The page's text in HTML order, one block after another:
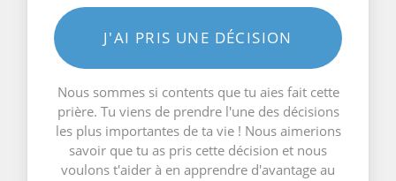
J'AI PRIS UNE DÉCISION
Nous sommes si contents que tu aies fait cette
prière. Tu viens de prendre l'une des décisions
les plus importantes de ta vie ! Nous aimerions
savoir que tu as pris cette décision et nous
voulons t'aider à en apprendre d'avantage au